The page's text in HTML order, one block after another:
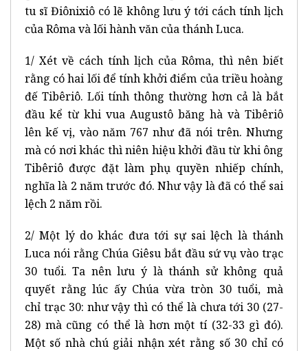
tu sĩ Điônixiô có lẽ không lưu ý tới cách tính lịch
của Rôma và lối hành văn của thánh Luca.
1/ Xét về cách tính lịch của Rôma, thì nên biết
rằng có hai lối để tính khởi điểm của triều hoàng
đế Tibêriô. Lối tính thông thường hơn cả là bắt
đầu kể từ khi vua Augustô băng hà và Tibêriô
lên kế vị, vào năm 767 như đã nói trên. Nhưng
mà có nơi khác thì niên hiệu khởi đầu từ khi ông
Tibêriô được đặt làm phụ quyền nhiếp chính,
nghĩa là 2 năm trước đó. Như vậy là đã có thể sai
lệch 2 năm rồi.
2/ Một lý do khác đưa tới sự sai lệch là thánh
Luca nói rằng Chúa Giêsu bắt đầu sứ vụ vào trạc
30 tuổi. Ta nên lưu ý là thánh sử không quả
quyết rằng lúc ấy Chúa vừa tròn 30 tuổi, mà
chỉ trạc 30: như vậy thì có thể là chưa tới 30 (27-
28) mà cũng có thể là hơn một tí (32-33 gì đó).
Một số nhà chú giải nhận xét rằng số 30 chỉ có